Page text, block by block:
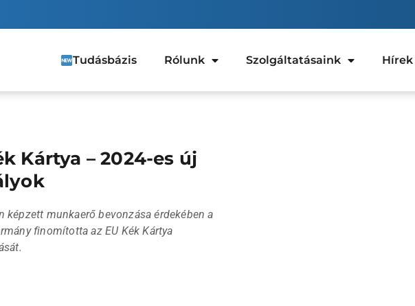
Tudásbázis Rólunk Szolgáltatásaink Hírek
Kártya – 2024-es új
képzett munkaerő bevonzása érdekében a
finomította az EU Kék Kártya